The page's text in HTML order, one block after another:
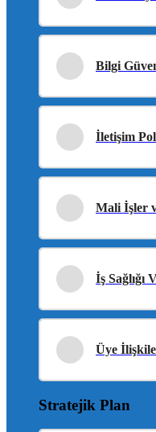
Bilgi
İletişim
Mali İşler
İş Sağlığı
Üye
Stratejik Plan